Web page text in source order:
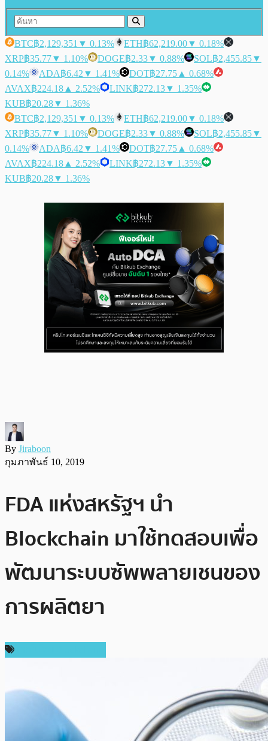
BTC฿2,129,351 ▼ 0.13% ETH฿62,219.00▼ 0.18%
XRP฿35.77▼ 1.10% DOGE฿2.33▼ 0.88% SOL฿2,455.85▼
0.14%
ADA฿6.42 ▼ 1.41% DOT฿27.75 ▲ 0.68%
AVAX฿224.18 ▲ 2.52% LINK฿272.13▼ 1.35%
KUB฿20.28▼ 1.36%
BTC฿2,129,351 ▼ 0.13% ETH฿62,219.00▼ 0.18%
XRP฿35.77▼ 1.10% DOGE฿2.33▼ 0.88% SOL฿2,455.85▼
0.14%
ADA฿6.42 ▼ 1.41% DOT฿27.75 ▲ 0.68%
AVAX฿224.18 ▲ 2.52% LINK฿272.13▼ 1.35%
KUB฿20.28▼ 1.36%
By Jiraboon
กุมภาพันธ์ 10, 2019
FDA แห่งสหรัฐฯ นำ
Blockchain มาใช้ทดสอบเพื่อ
พัฒนาระบบซัพพลายเชนของ
การผลิตยา